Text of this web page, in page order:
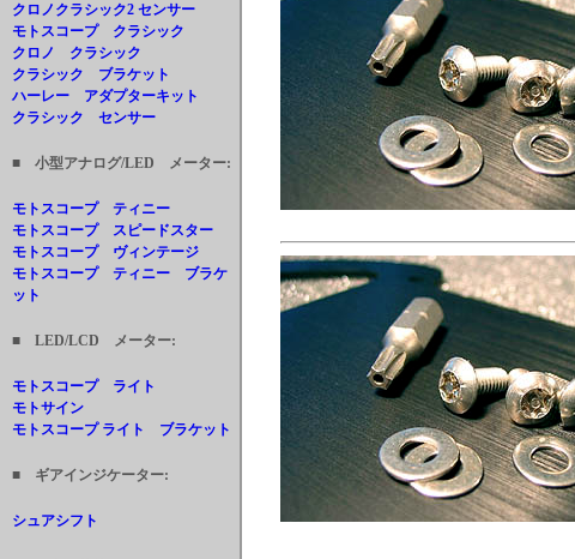
クロノクラシック2 センサー
モトスコープ クラシック
クロノ クラシック
クラシック ブラケット
ハーレー アダプターキット
クラシック センサー
■ 小型アナログ/LED メーター:
モトスコープ ティニー
モトスコープ スピードスター
モトスコープ ヴィンテージ
モトスコープ ティニー ブラケ
ット
■ LED/LCD メーター:
モトスコープ ライト
モトサイン
モトスコープ ライト ブラケット
■ ギアインジケーター:
シュアシフト